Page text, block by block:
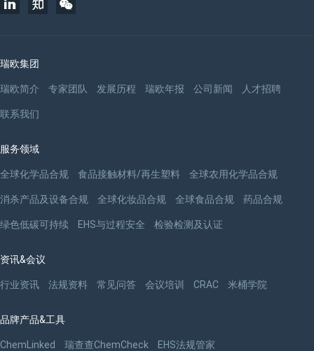
瑞欧集团
瑞欧简介 专家团队 发展历程 瑞欧年报 公司新闻 人才招聘
联系我们
服务领域
全球化学品合规 食品接触材料/再生塑料 全球农用化学品合规
消杀产品及设备合规 全球化妆品合规 全球食品合规 药品合规
绿色低碳可持续 EHS与过程安全 检验检测及认证
资讯&会议
行业资讯 法规资料 常见问答 会议培训 CRAC 米桶学院
品牌产品&工具
ChemLinked 瑞查查ChemCheck EHS法规管家